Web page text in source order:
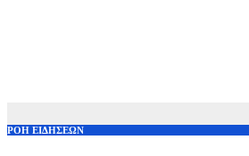
ΡΟΗ ΕΙΔΗΣΕΩΝ